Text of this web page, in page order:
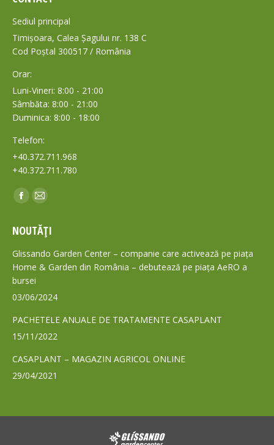
Sediul principal
Timișoara, Calea Șagului nr. 138 C
Cod Poștal 300517 / România
Orar:
Luni-Vineri: 8:00 - 21:00
Sâmbăta: 8:00 - 21:00
Duminica: 8:00 - 18:00
Telefon:
+40.372.711.968
+40.372.711.780
Find us on:
Facebook
opens
in
new
window
Mail
opens
in
new
NOUTĂȚI
Glissando Garden Center – companie care activează pe piața
Home & Garden din România – debutează pe piața AeRO a
bursei
03/06/2024
PACHETELE ANUALE DE TRATAMENTE CASAPLANT
15/11/2022
CASAPLANT – MAGAZIN AGRICOL ONLINE
29/04/2021